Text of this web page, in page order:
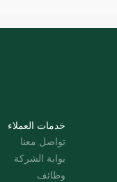
خدمات العملاء
تواصل معنا
بوابة الشركة
وظائف